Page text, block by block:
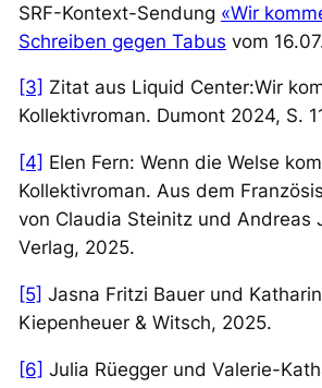
SRF-Kontext-Sendung «Wir
Schreiben gegen Tabus vom
[3] Zitat aus Liquid Center:Wir
Kollektivroman. Dumont 2024, S.
[4] Elen Fern: Wenn die Welse
Kollektivroman. Aus dem
von Claudia Steinitz und Andreas
Verlag, 2025.
[5] Jasna Fritzi Bauer und
Kiepenheuer & Witsch, 2025.
[6] Julia Rüegger und Valerie-